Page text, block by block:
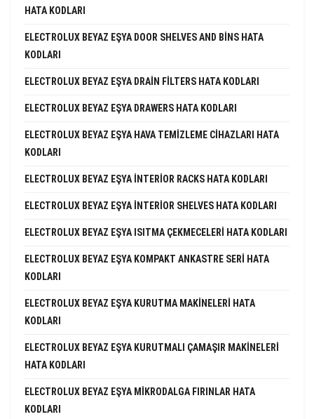
HATA KODLARI
ELECTROLUX BEYAZ EŞYA DOOR SHELVES AND BINS HATA
KODLARI
ELECTROLUX BEYAZ EŞYA DRAIN FILTERS HATA KODLARI
ELECTROLUX BEYAZ EŞYA DRAWERS HATA KODLARI
ELECTROLUX BEYAZ EŞYA HAVA TEMIZLEME CIHAZLARI HATA
KODLARI
ELECTROLUX BEYAZ EŞYA INTERIOR RACKS HATA KODLARI
ELECTROLUX BEYAZ EŞYA INTERIOR SHELVES HATA KODLARI
ELECTROLUX BEYAZ EŞYA ISITMA ÇEKMECELERI HATA KODLARI
ELECTROLUX BEYAZ EŞYA KOMPAKT ANKASTRE SERI HATA
KODLARI
ELECTROLUX BEYAZ EŞYA KURUTMA MAKINELERI HATA
KODLARI
ELECTROLUX BEYAZ EŞYA KURUTMALI ÇAMAŞIR MAKINELERI
HATA KODLARI
ELECTROLUX BEYAZ EŞYA MIKRODALGA FIRINLAR HATA
KODLARI